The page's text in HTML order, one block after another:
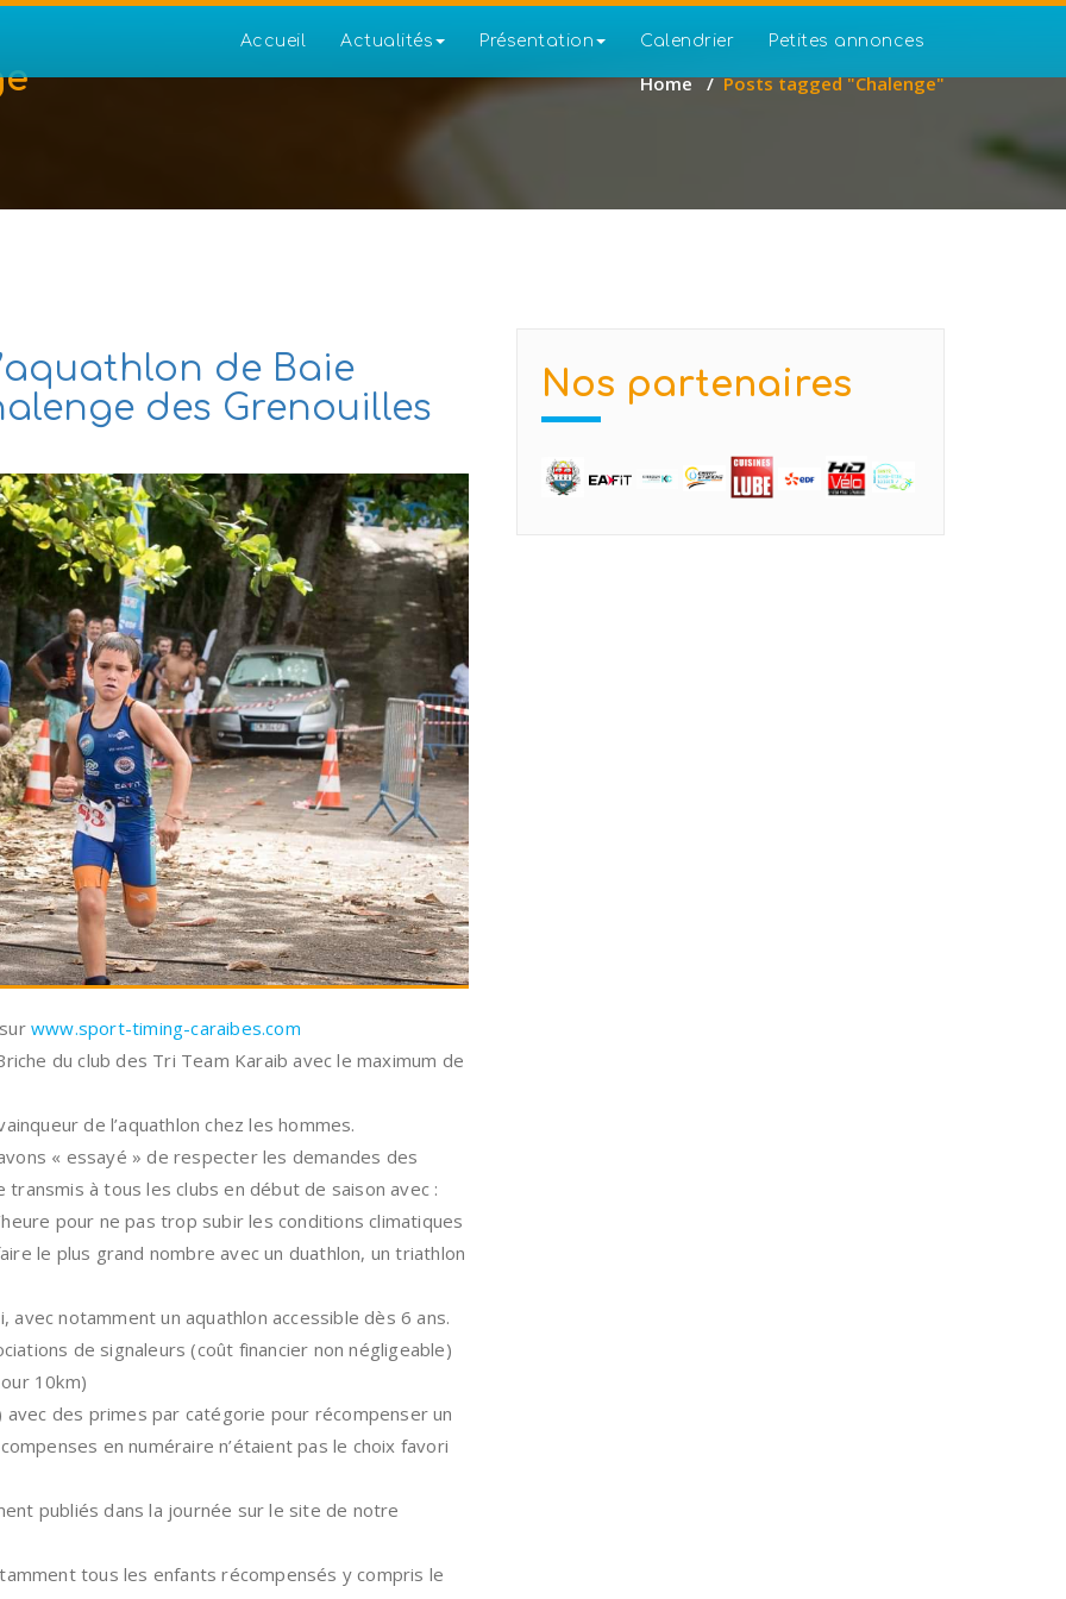
Accueil Actualités Présentation Calendrier Petites annonces
Home/Posts tagged "Chalenge"
de Baie
des Grenouilles
www.sport-timing-caraibes.com
du club des Tri Team Karaib avec le maximum de
de l’aquathlon chez les hommes.
« essayé » de respecter les demandes des
à tous les clubs en début de saison avec :
pour ne pas trop subir les conditions climatiques
le plus grand nombre avec un duathlon, un triathlon
avec notamment un aquathlon accessible dès 6 ans.
de signaleurs (coût financier non négligeable)
10km)
des primes par catégorie pour récompenser un
en numéraire n’étaient pas le choix favori
publiés dans la journée sur le site de notre
tous les enfants récompensés y compris le
Nos partenaires